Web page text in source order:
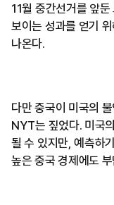
11월 중간선거를 앞둔
보이는 성과를 얻기
나온다.
다만 중국이 미국의
NYT는 짚었다. 미국
될 수 있지만, 예측하
높은 중국 경제에도